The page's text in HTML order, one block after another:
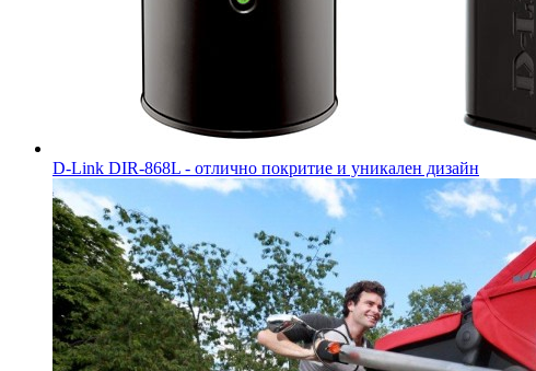
D-Link DIR-868L - отлично покритие и уникален дизайн